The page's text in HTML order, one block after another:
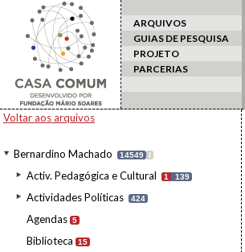
ARQUIVOS
GUIAS DE PESQUISA
PROJETO
PARCERIAS
Voltar aos arquivos
Bernardino Machado 14549 I
Activ. Pedagógica e Cultural 1 139
Actividades Políticas 424
Agendas 5
Biblioteca 15